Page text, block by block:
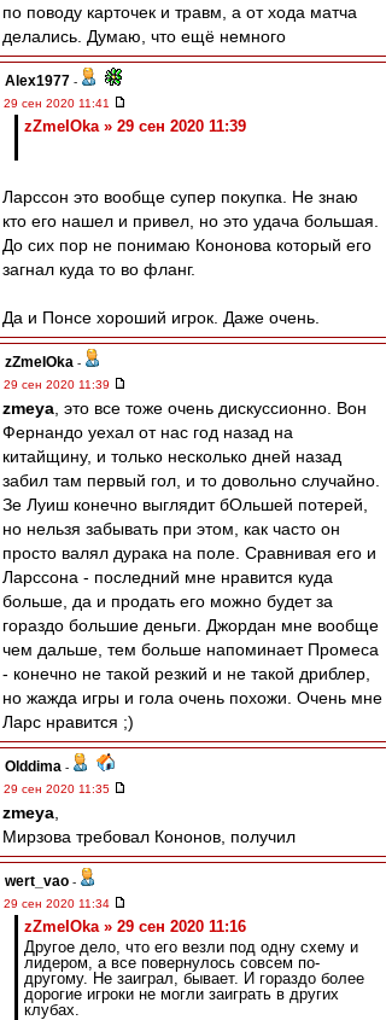
по поводу карточек и травм, а от хода матча
делались. Думаю, что ещё немного
Alex1977 -
29 сен 2020 11:41
zZmeIOka » 29 сен 2020 11:39
Ларссон это вообще супер покупка. Не знаю
кто его нашел и привел, но это удача большая.
До сих пор не понимаю Кононова который его
загнал куда то во фланг.
Да и Понсе хороший игрок. Даже очень.
zZmeIOka -
29 сен 2020 11:39
zmeya , это все тоже очень дискуссионно. Вон
Фернандо уехал от нас год назад на
китайщину, и только несколько дней назад
забил там первый гол, и то довольно случайно.
Зе Луиш конечно выглядит бОльшей потерей,
но нельзя забывать при этом, как часто он
просто валял дурака на поле. Сравнивая его и
Ларссона - последний мне нравится куда
больше, да и продать его можно будет за
гораздо большие деньги. Джордан мне вообще
чем дальше, тем больше напоминает Промеса
- конечно не такой резкий и не такой дриблер,
но жажда игры и гола очень похожи. Очень мне
Ларс нравится ;)
Olddima -
29 сен 2020 11:35
zmeya
Мирзова требовал Кононов, получил
wert_vao -
29 сен 2020 11:34
zZmeIOka » 29 сен 2020 11:16
Другое дело, что его везли под одну схему и
лидером, а все повернулось совсем по-
другому. Не заиграл, бывает. И гораздо более
дорогие игроки не могли заиграть в других
клубах.